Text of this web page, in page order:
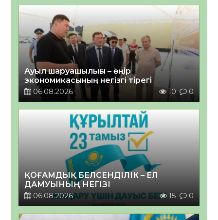
Ауыл шаруашылығы – өңір
экономикасының негізгі тірегі
06.08.2026
10 0
ҚОҒАМДЫҚ БЕЛСЕНДІЛІК – ЕЛ
ДАМУЫНЫҢ НЕГІЗІ
06.08.2026
15 0